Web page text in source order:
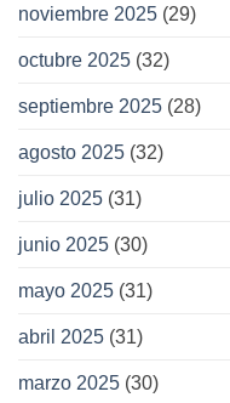
noviembre 2025 (29)
octubre 2025 (32)
septiembre 2025 (28)
agosto 2025 (32)
julio 2025 (31)
junio 2025 (30)
mayo 2025 (31)
abril 2025 (31)
marzo 2025 (30)